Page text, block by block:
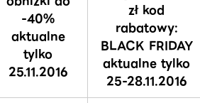
-40%
aktualne
tylko
25.11.2016
zł kod
rabatowy:
BLACK FRIDAY
aktualne tylko
25-28.11.2016